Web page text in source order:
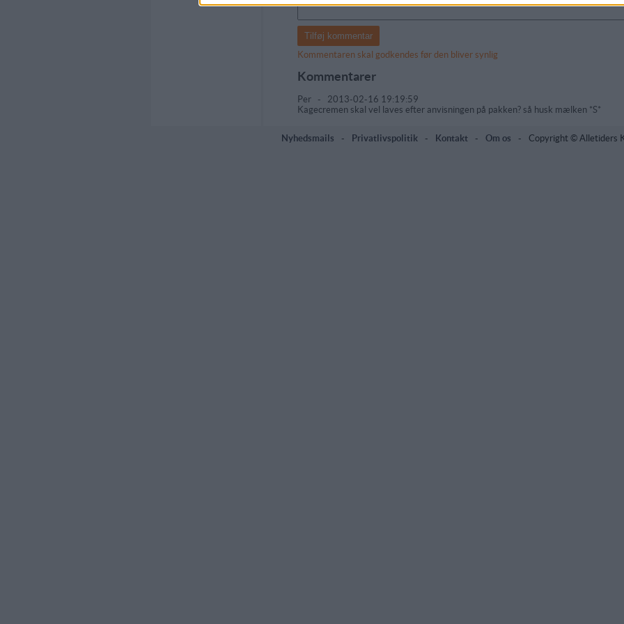
Kommentaren skal godkendes før den bliver synlig
Kommentarer
Per - 2013-02-16 19:19:59
Kagecremen skal vel laves efter anvisningen på pakken? så husk mælken *S*
Nyhedsmails - Privatlivspolitik - Kontakt - Om os - Copyright © Alletiders